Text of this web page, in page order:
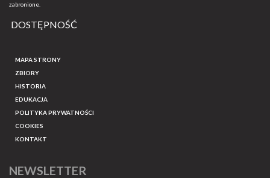
zabronione.
DOSTĘPNOŚĆ
MAPA STRONY
ZBIORY
HISTORIA
EDUKACJA
POLITYKA PRYWATNOŚCI
COOKIES
KONTAKT
NEWSLETTER